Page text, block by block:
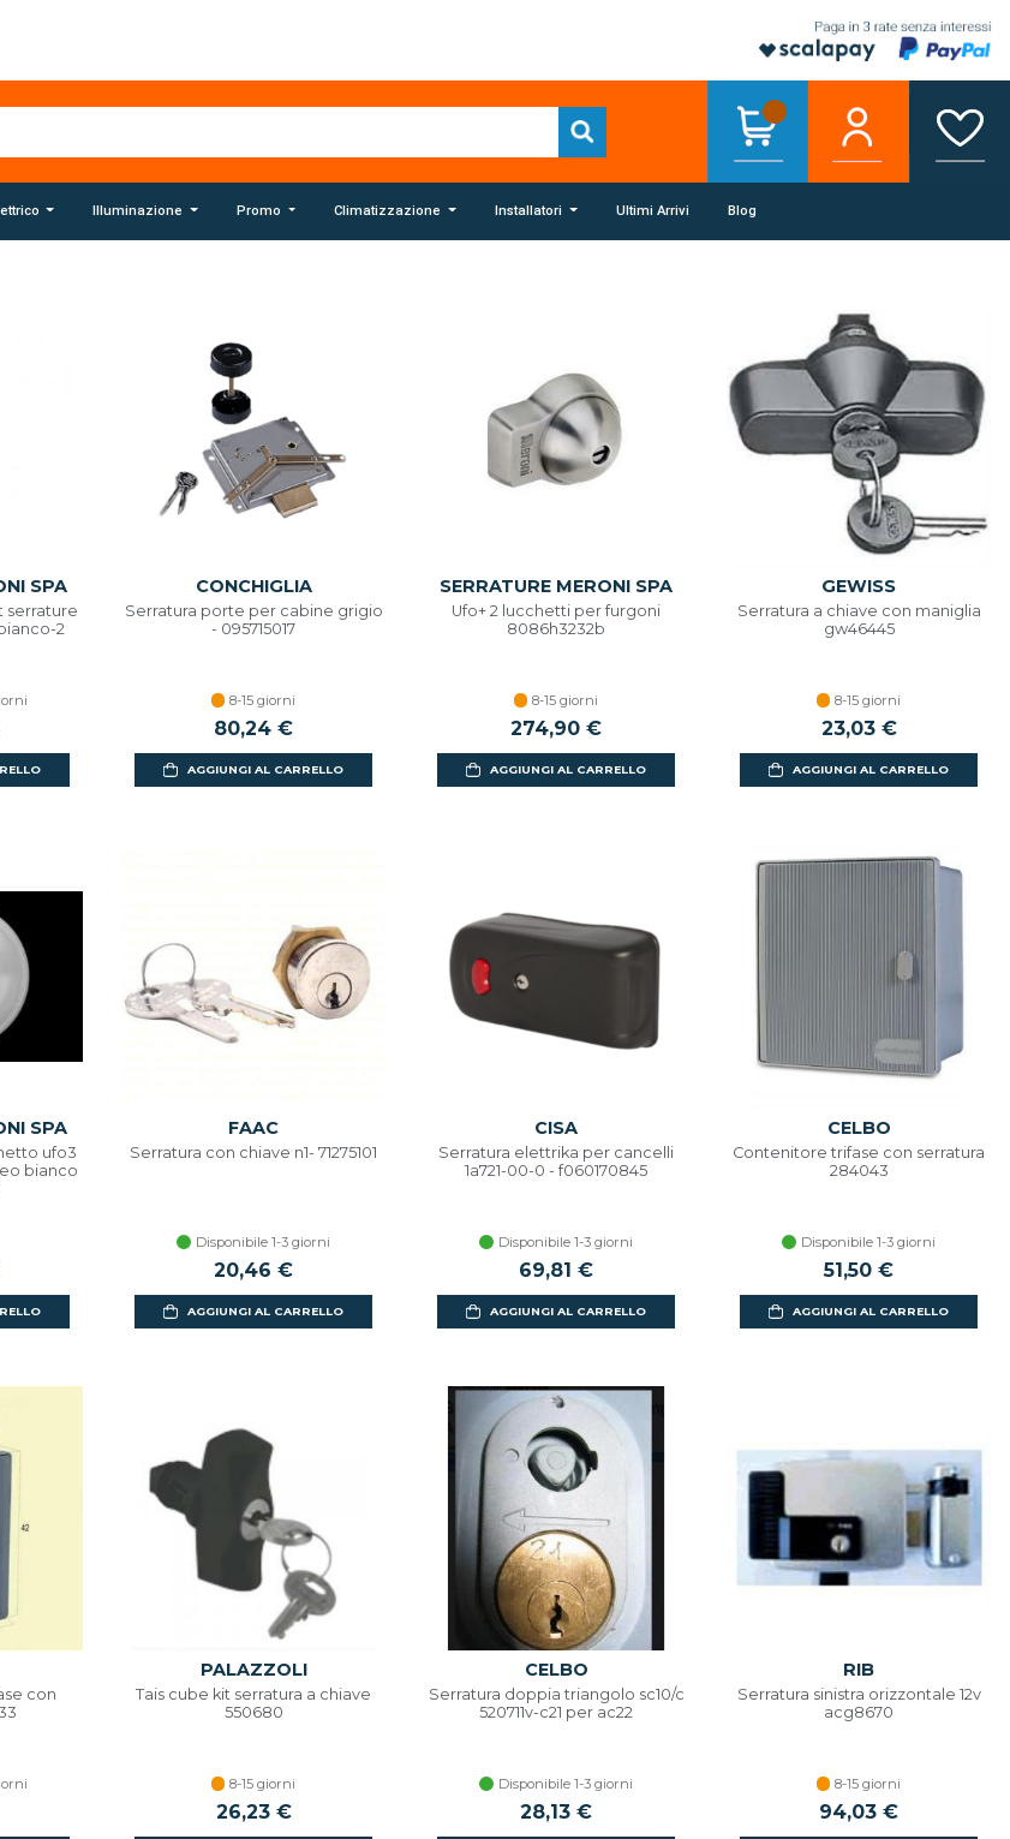
Illuminazione Promo Climatizzazione Installatori Ultimi Arrivi Blog
SPA
serrature
2
CONCHIGLIA
Serratura porte per cabine grigio
- 095715017
8-15 giorni
80,24 €
AGGIUNGI AL CARRELLO
SERRATURE MERONI SPA
Ufo+ 2 lucchetti per furgoni
8086h3232b
8-15 giorni
274,90 €
AGGIUNGI AL CARRELLO
GEWISS
Serratura a chiave con maniglia
gw46445
8-15 giorni
23,03 €
AGGIUNGI AL CARRELLO
SPA
ufo3
bianco
FAAC
Serratura con chiave n1- 71275101
Disponibile 1-3 giorni
20,46 €
AGGIUNGI AL CARRELLO
CISA
Serratura elettrika per cancelli
1a721-00-0 - f060170845
Disponibile 1-3 giorni
69,81 €
AGGIUNGI AL CARRELLO
CELBO
Contenitore trifase con serratura
284043
Disponibile 1-3 giorni
51,50 €
AGGIUNGI AL CARRELLO
con
PALAZZOLI
Tais cube kit serratura a chiave
550680
8-15 giorni
26,23 €
CELBO
Serratura doppia triangolo sc10/c
520711v-c21 per ac22
Disponibile 1-3 giorni
28,13 €
RIB
Serratura sinistra orizzontale 12v
acg8670
8-15 giorni
94,03 €